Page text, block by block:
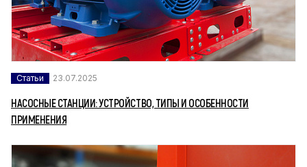
Статьи 23.07.2025
НАСОСНЫЕ СТАНЦИИ: УСТРОЙСТВО, ТИПЫ И ОСОБЕННОСТИ
ПРИМЕНЕНИЯ